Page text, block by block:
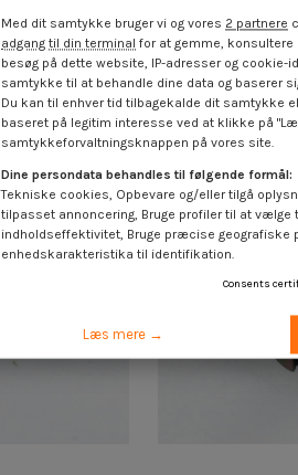
Med dit samtykke bruger vi og vores 2 partnere
adgang til din terminal for at gemme,
besøg på dette website, IP-adresser og
samtykke til at behandle dine data og baserer
Du kan til enhver tid tilbagekalde dit samtykke
baseret på legitim interesse ved at klikke på
samtykkeforvaltningsknappen på vores site.
Dine persondata behandles til følgende formål:
Tekniske cookies, Opbevare og/eller tilgå
tilpasset annoncering, Bruge profiler til at vælge
indholdseffektivitet, Bruge præcise geografiske
enhedskarakteristika til identifikation.
Consents
Læs mere →